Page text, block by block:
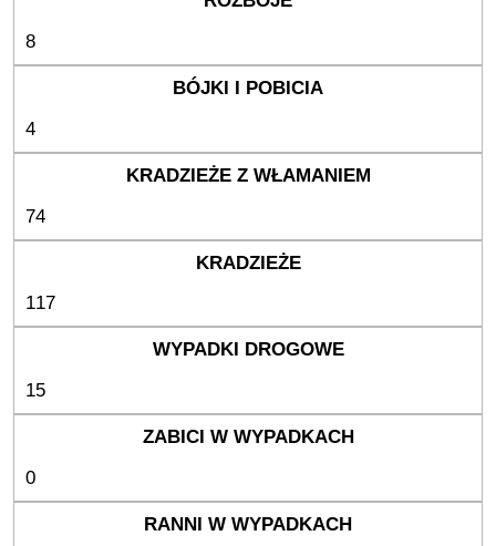
8
4
74
117
15
0